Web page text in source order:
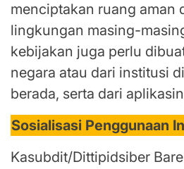
menciptakan ruang aman
lingkungan masing-
kebijakan juga perlu
negara atau dari institusi
berada, serta dari
Sosialisasi Penggunaan
Kasubdit/Dittipidsiber